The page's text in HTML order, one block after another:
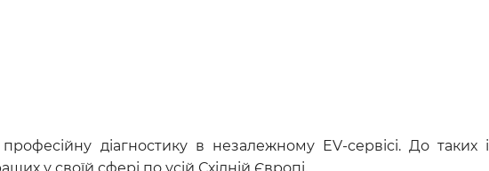
діагностику в незалежному EV-сервісі. До таких і